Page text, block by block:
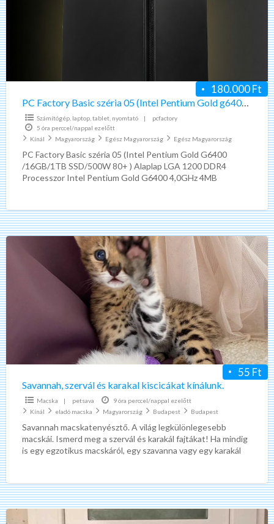
széria
05
(Intel
Pentium
Gold
g6400
/16gb/1tb
ssd/500w
80+
180.000 Ft
PC Factory Basic széria 05 (Intel Pentium Gold g6400 /16gb/1tb ssd/500w 80+
Számítógép, laptop, tablet, nyomtató |
pcfactory
5 óra perccel/nappal ezelőtt
Kínál
Magyarország Egész Magyarország Egész Magyarország
PC Factory Basic széria 05 (Intel Pentium Gold G6400
/16GB/1TB SSD/500W 80+ ) Alaplap LGA 1200 DDR4
Processzor Intel Pentium Gold G6400 4,0GHz 4MB
Savannah,
szervál
és
karakal
kiscicákat
kínálunk.
55 Ft
Savannah, szervál és karakal kiscicákat kínálunk.
Macska | petsava
9 óra perccel/nappal ezelőtt
Kínál
eladó macska Magyarország Budapest Budapest
Savannah macskatenyésztő. A világ legkülönlegesebb
macskái. Ismerd meg a szervál és karakál fajtákat! Ha mindig
is egy egzotikus macskáról, egy szavanna vagy egy karakál
Műanyag